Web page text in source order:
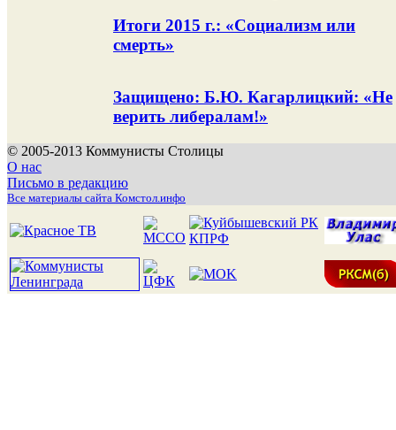
Итоги 2015 г.: «Социализм или
смерть»
Защищено: Б.Ю. Кагарлицкий: «Не
верить либералам!»
© 2005-2013 Коммунисты Столицы
О нас
Письмо в редакцию
Все материалы сайта Комстол.инфо